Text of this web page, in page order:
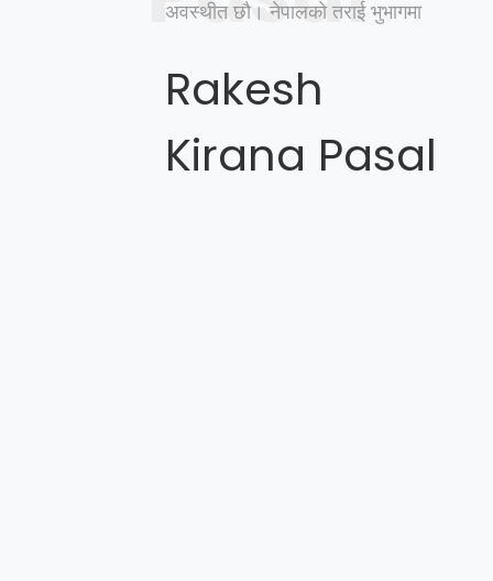
अवस्थीत छौ। नेपालको तराई भुभागमा
Rakesh
Kirana Pasal